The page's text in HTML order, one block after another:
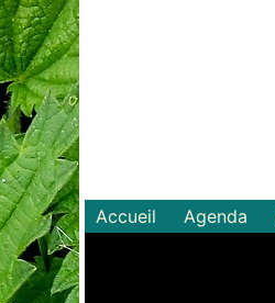
Accueil
Agenda